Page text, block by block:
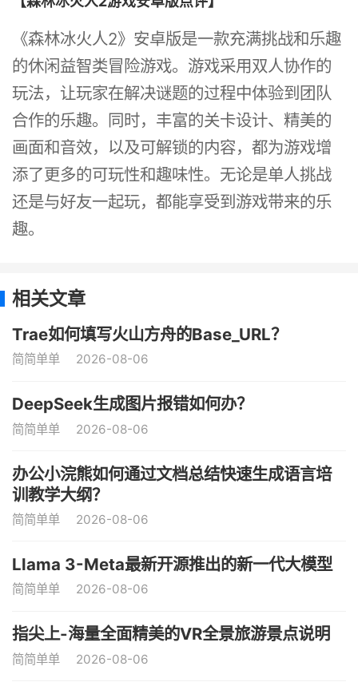
《森林冰火人2》安卓版是一款充满挑战和乐趣
的休闲益智类冒险游戏。游戏采用双人协作的
玩法，让玩家在解决谜题的过程中体验到团队
合作的乐趣。同时，丰富的关卡设计、精美的
画面和音效，以及可解锁的内容，都为游戏增
添了更多的可玩性和趣味性。无论是单人挑战
还是与好友一起玩，都能享受到游戏带来的乐
趣。
相关文章
Trae如何填写火山方舟的Base_URL？
简简单单 2026-08-06
DeepSeek生成图片报错如何办？
简简单单 2026-08-06
办公小浣熊如何通过文档总结快速生成语言培
训教学大纲？
简简单单 2026-08-06
Llama 3-Meta最新开源推出的新一代大模型
简简单单 2026-08-06
指尖上-海量全面精美的VR全景旅游景点说明
简简单单 2026-08-06